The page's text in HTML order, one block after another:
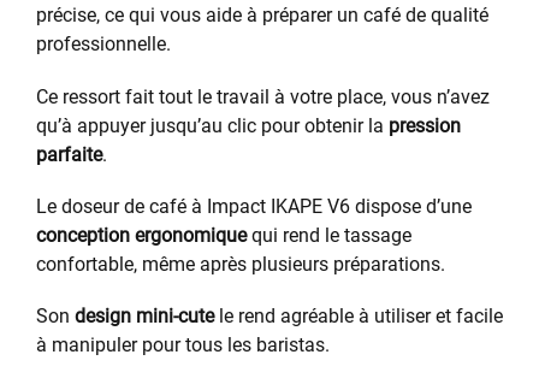
précise, ce qui vous aide à préparer un café de qualité
professionnelle.
Ce ressort fait tout le travail à votre place, vous n’avez
qu’à appuyer jusqu’au clic pour obtenir la pression
parfaite.
Le doseur de café à Impact IKAPE V6 dispose d’une
conception ergonomiquequi rend le tassage
confortable, même après plusieurs préparations.
Son design mini-cutele rend agréable à utiliser et facile
à manipuler pour tous les baristas.